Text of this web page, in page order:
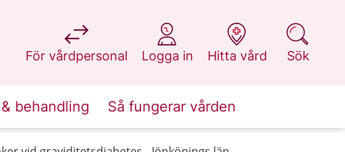
För vårdpersonal
på 1177.se
Logga in
på 1177.se
Hitta vård
på 1177.se
Sök
på 1177.se
behandling Så fungerar vården